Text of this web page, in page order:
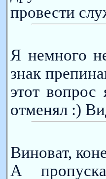
провести
Я немного
знак
этот
отменял :)
Виноват,
А